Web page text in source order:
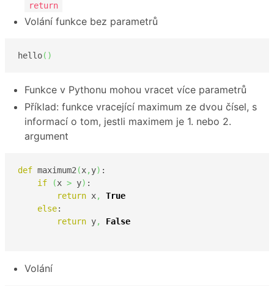
return
Volání funkce bez parametrů
hello( )
Funkce v Pythonu mohou vracet více parametrů
Příklad: funkce vracející maximum ze dvou čísel, s
informací o tom, jestli maximem je 1. nebo 2.
argument
def maximum2 (x, y) :
if
(x > y) :
return x,
True
else:
return y, False
Volání